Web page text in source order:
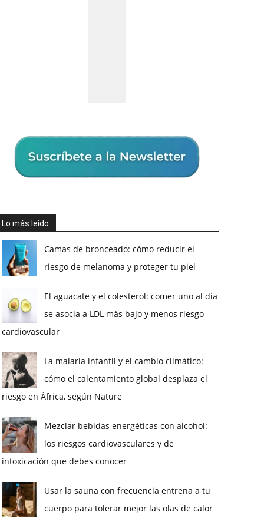
Lo más leído
Camas de bronceado: cómo reducir el
riesgo de melanoma y proteger tu piel
El aguacate y el colesterol: comer uno al día
se asocia a LDL más bajo y menos riesgo
cardiovascular
La malaria infantil y el cambio climático:
cómo el calentamiento global desplaza el
riesgo en África, según Nature
Mezclar bebidas energéticas con alcohol:
los riesgos cardiovasculares y de
intoxicación que debes conocer
Usar la sauna con frecuencia entrena a tu
cuerpo para tolerar mejor las olas de calor